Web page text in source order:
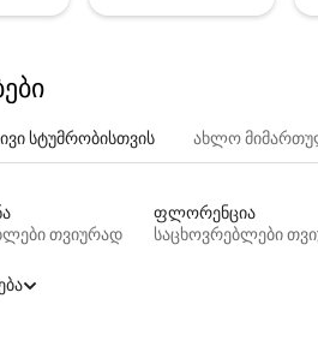
სტუმრობისთვის ახლო
თვიურად
ფლორენცია
საცხოვრებლები